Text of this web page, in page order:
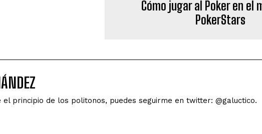
Cómo jugar al Poker en el
PokerStars
el principio de los politonos, puedes seguirme en twitter: @galuctico.